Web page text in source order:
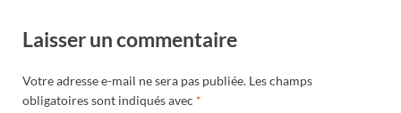
Laisser un commentaire
Votre adresse e-mail ne sera pas publiée. Les champs
obligatoires sont indiqués avec *